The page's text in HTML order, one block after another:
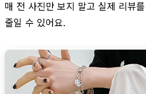
매 전 사진만 보지 말고 실제 리뷰
줄일 수 있어요.